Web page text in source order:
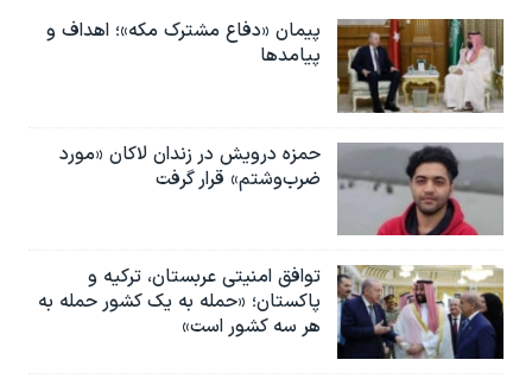
پیمان «دفاع مشترک مکه»؛ اهداف و
پیامدها
حمزه درویش در زندان لاکان «مورد
ضرب‌وشتم» قرار گرفت
توافق امنیتی عربستان، ترکیه و
پاکستان؛ «حمله به یک کشور حمله به
هر سه کشور است»